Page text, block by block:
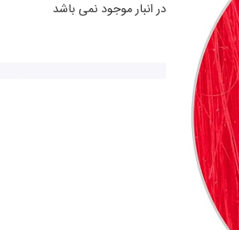
در انبار موجود نمی باشد